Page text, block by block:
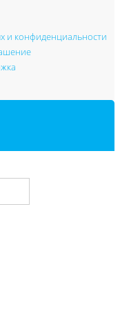
и конфиденциальности